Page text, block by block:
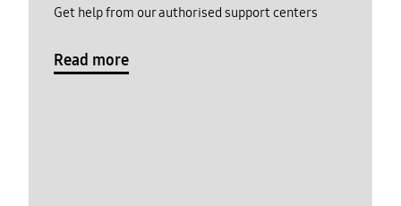
Get help from our authorised support centers
Read more